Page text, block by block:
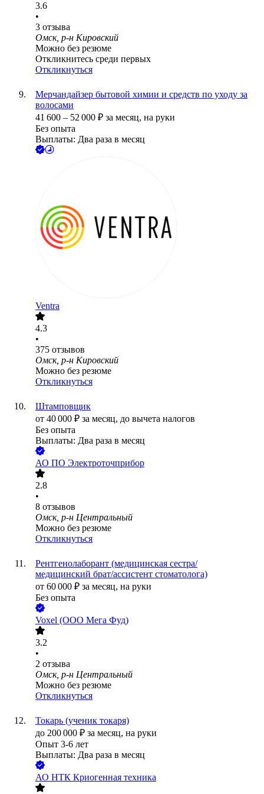
3.6
•
3 отзыва
Омск, р-н Кировский
Можно без резюме
Откликнитесь среди первых
Откликнуться
Мерчандайзер бытовой химии и средств по уходу за
волосами
41 600 – 52 000 ₽ за месяц, на руки
Без опыта
Выплаты: Два раза в месяц
Ventra
4.3
•
375 отзывов
Омск, р-н Кировский
Можно без резюме
Откликнуться
Штамповщик
от 40 000 ₽ за месяц, до вычета налогов
Без опыта
Выплаты: Два раза в месяц
АО ПО Электроточприбор
2.8
•
8 отзывов
Омск, р-н Центральный
Можно без резюме
Откликнуться
Рентгенолаборант (медицинская сестра/
медицинский брат/ассистент стоматолога)
от 60 000 ₽ за месяц, на руки
Без опыта
Voxel (ООО Мега Фуд)
3.2
•
2 отзыва
Омск, р-н Центральный
Можно без резюме
Откликнуться
Токарь (ученик токаря)
до 200 000 ₽ за месяц, на руки
Опыт 3-6 лет
Выплаты: Два раза в месяц
АО НТК Криогенная техника